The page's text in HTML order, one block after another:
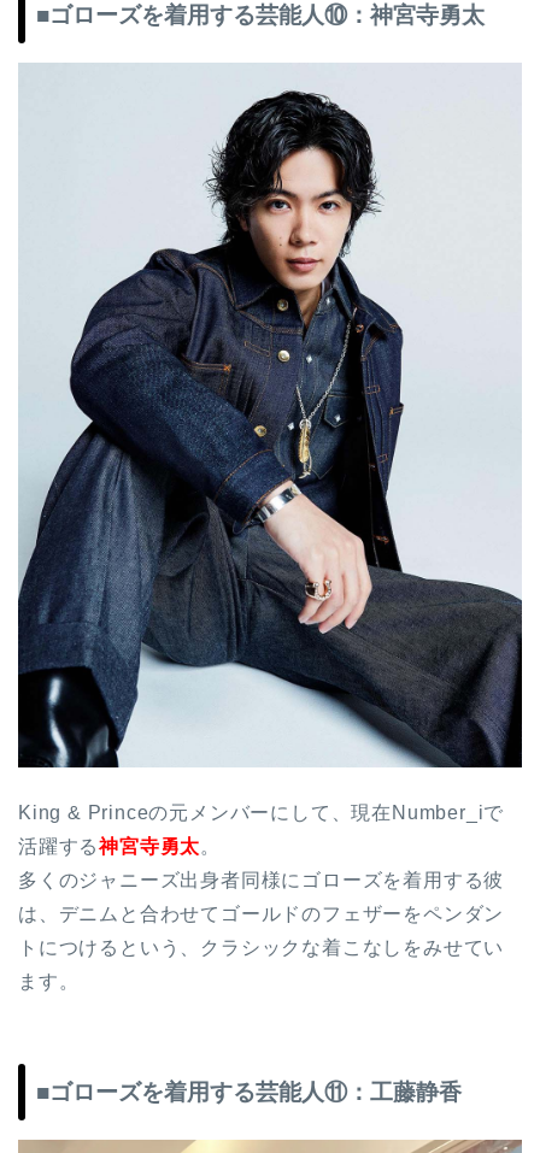
■ゴローズを着用する芸能人⑩：神宮寺勇太
King & Princeの元メンバーにして、現在Number_iで
活躍する神宮寺勇太。
多くのジャニーズ出身者同様にゴローズを着用する彼
は、デニムと合わせてゴールドのフェザーをペンダン
トにつけるという、クラシックな着こなしをみせてい
ます。
■ゴローズを着用する芸能人⑪：工藤静香